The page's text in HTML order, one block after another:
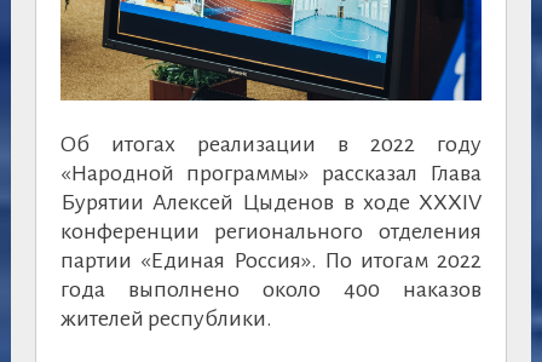
Об итогах реализации в 2022 году
«Народной программы» рассказал Глава
Бурятии Алексей Цыденов в ходе XXXIV
конференции регионального отделения
партии «Единая Россия». По итогам 2022
года выполнено около 400 наказов
жителей республики.